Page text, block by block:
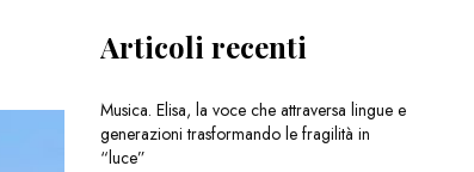
Articoli recenti
Musica. Elisa, la voce che attraversa lingue e
generazioni trasformando le fragilità in
“luce”